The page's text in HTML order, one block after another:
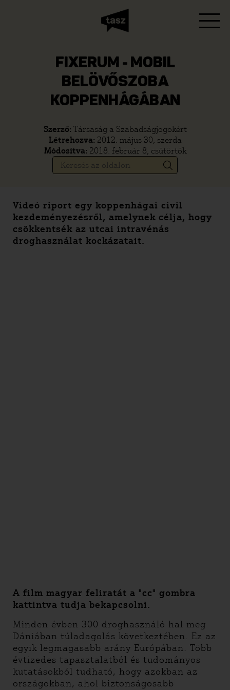
FIXERUM - MOBIL
BELÖVŐSZOBA
KOPPENHÁGÁBAN
Szerző: Társaság a Szabadságjogokért
Létrehozva: 2012. május 30, szerda
Módosítva: 2018. február 8, csütörtök
Videó riport egy koppenhágai civil
kezdeményezésről, amelynek célja, hogy
csökkentsék az utcai intravénás
droghasználat kockázatait.
A film magyar feliratát a "cc" gombra
kattintva tudja bekapcsolni.
Minden évben 300 droghasználó hal meg
Dániában túladagolás következtében. Ez az
egyik legmagasabb arány Európában. Több
évtizedes tapasztalatból és tudományos
kutatásokból tudható, hogy azokban az
országokban, ahol biztonságosabb